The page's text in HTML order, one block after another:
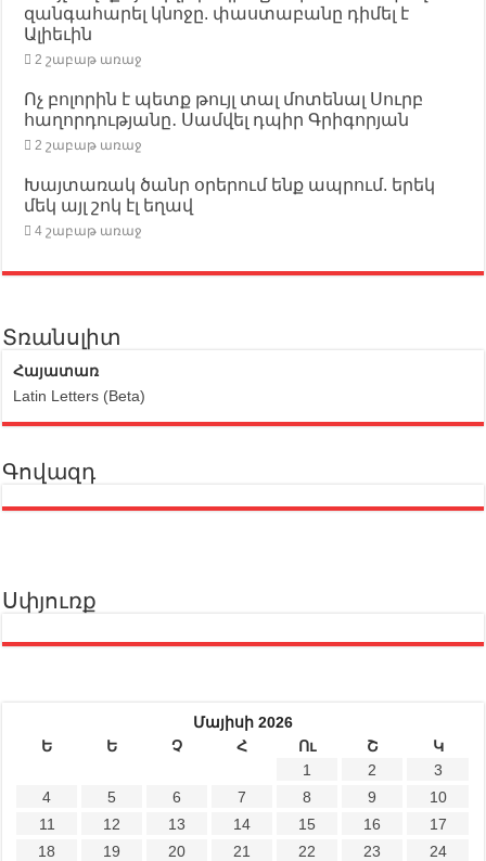
զանգահարել կնոջը. փաստաբանը դիմել է
Ալիեւին
2 շաբաթ առաջ
Ոչ բոլորին է պետք թույլ տալ մոտենալ Սուրբ
հաղորդությանը․ Սամվել դպիր Գրիգորյան
2 շաբաթ առաջ
Խայտառակ ծանր օրերում ենք ապրում. երեկ
մեկ այլ շոկ էլ եղավ
4 շաբաթ առաջ
Տռանսլիտ
Հայատառ
Latin Letters (Beta)
Գովազդ
Սփյուռք
Մայիսի 2026
Ե
Ե Չ Հ Ու Շ
Կ
1
2
3
4
5 6 7 8 9
10
11
12 13 14 15 16
17
18
19 20 21 22 23
24